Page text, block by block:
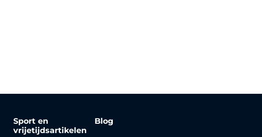
Sport en
vrijetijdsartikelen
Blog